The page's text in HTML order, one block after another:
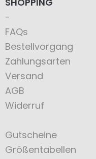
FAQs
Bestellvorgang
Zahlungsarten
Versand
AGB
Widerruf
Gutscheine
Größentabellen